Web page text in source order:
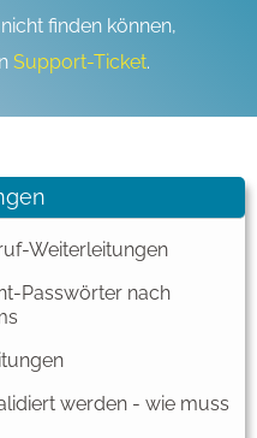
finden können,
Support-Ticket.
Weiterleitungen
Passwörter nach
werden - wie muss